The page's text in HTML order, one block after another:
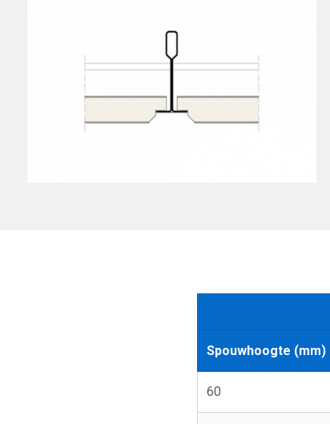
Spouwhoogte (mm)
60